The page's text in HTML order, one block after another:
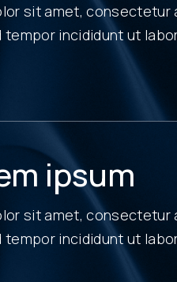
sit amet, consectetur
tempor incididunt ut
ipsum
sit amet, consectetur
tempor incididunt ut